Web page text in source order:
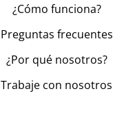
¿Cómo funciona?
Preguntas frecuentes
¿Por qué nosotros?
Trabaje con nosotros